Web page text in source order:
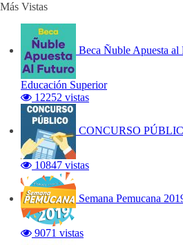
Más Vistas
Beca Ñuble Apuesta al
Educación Superior
12252 vistas
CONCURSO
10847 vistas
Semana Pemucana
9071 vistas